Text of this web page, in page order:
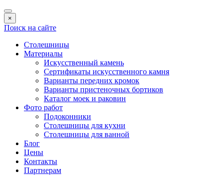
×
Поиск на сайте
Столешницы
Материалы
Искусственный камень
Сертификаты искусственного камня
Варианты передних кромок
Варианты пристеночных бортиков
Каталог моек и раковин
Фото работ
Подоконники
Столешницы для кухни
Столешницы для ванной
Блог
Цены
Контакты
Партнерам